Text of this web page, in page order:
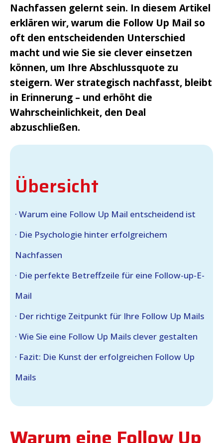
Nachfassen gelernt sein. In diesem Artikel
erklären wir, warum die Follow Up Mail so
oft den entscheidenden Unterschied
macht und wie Sie sie clever einsetzen
können, um Ihre Abschlussquote zu
steigern. Wer strategisch nachfasst, bleibt
in Erinnerung – und erhöht die
Wahrscheinlichkeit, den Deal
abzuschließen.
Übersicht
· Warum eine Follow Up Mail entscheidend ist
· Die Psychologie hinter erfolgreichem
Nachfassen
· Die perfekte Betreffzeile für eine Follow-up-E-
Mail
· Der richtige Zeitpunkt für Ihre Follow Up Mails
· Wie Sie eine Follow Up Mails clever gestalten
· Fazit: Die Kunst der erfolgreichen Follow Up
Mails